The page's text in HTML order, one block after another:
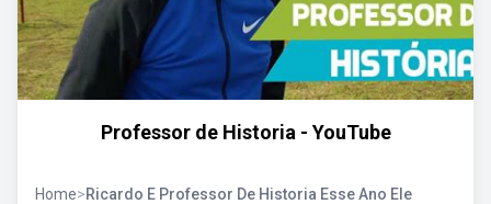
Professor de Historia - YouTube
Home>Ricardo E Professor De Historia Esse Ano Ele